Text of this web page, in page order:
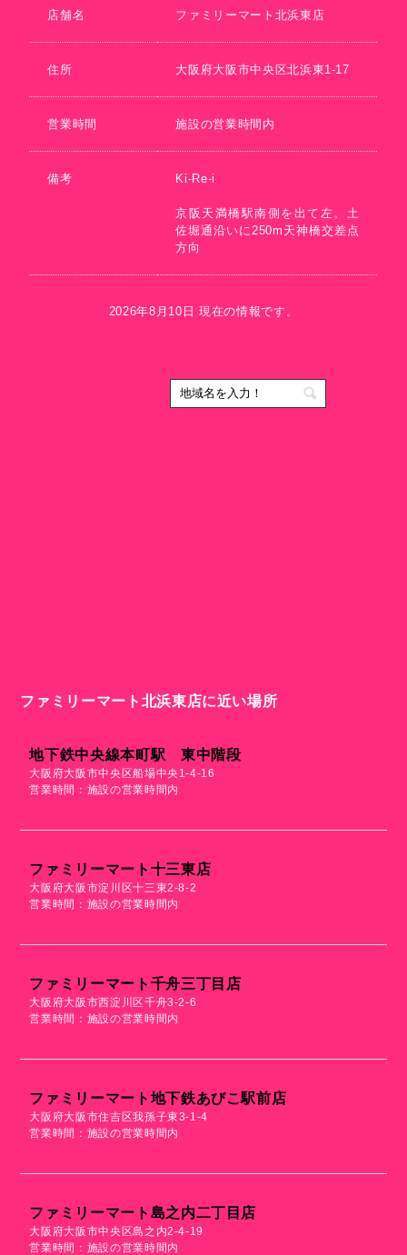
店舗名 ファミリーマート北浜東店
住所 大阪府大阪市中央区北浜東1-17
営業時間 施設の営業時間内
備考 Ki-Re-i
京阪天満橋駅南側を出て左。土
佐堀通沿いに250m天神橋交差点
方向
2026年8月10日 現在の情報です。
ファミリーマート北浜東店に近い場所
地下鉄中央線本町駅 東中階段
大阪府大阪市中央区船場中央1-4-16
営業時間：施設の営業時間内
ファミリーマート十三東店
大阪府大阪市淀川区十三東2-8-2
営業時間：施設の営業時間内
ファミリーマート千舟三丁目店
大阪府大阪市西淀川区千舟3-2-6
営業時間：施設の営業時間内
ファミリーマート地下鉄あびこ駅前店
大阪府大阪市住吉区我孫子東3-1-4
営業時間：施設の営業時間内
ファミリーマート島之内二丁目店
大阪府大阪市中央区島之内2-4-19
営業時間：施設の営業時間内